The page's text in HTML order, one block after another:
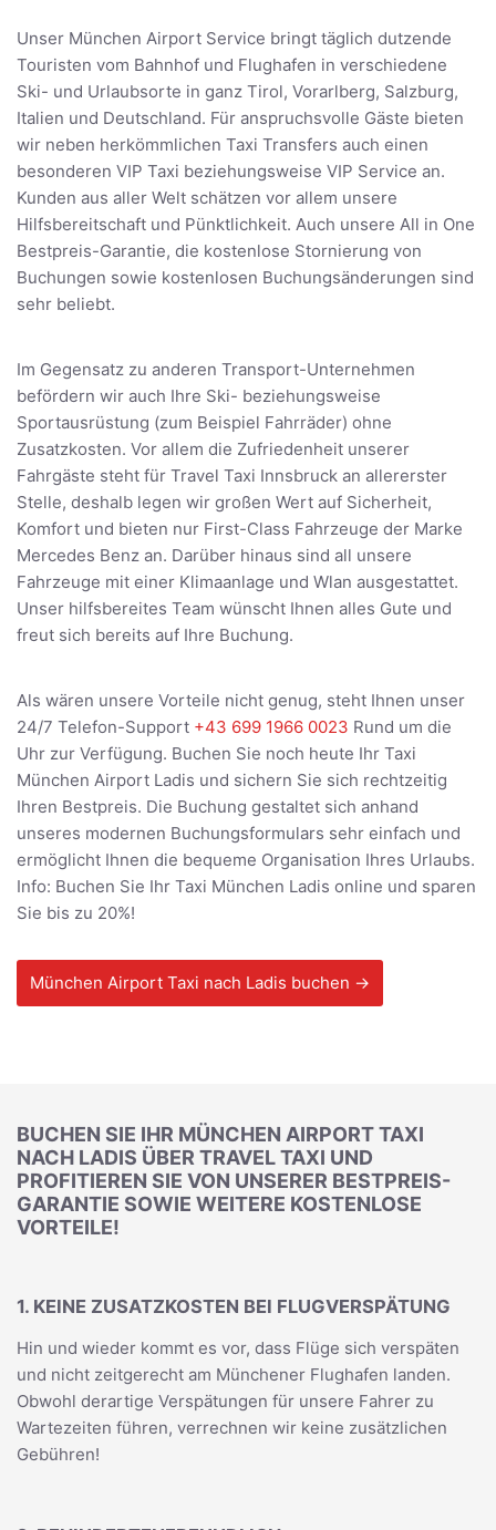
Unser München Airport Service bringt täglich dutzende
Touristen vom Bahnhof und Flughafen in verschiedene
Ski- und Urlaubsorte in ganz Tirol, Vorarlberg, Salzburg,
Italien und Deutschland. Für anspruchsvolle Gäste bieten
wir neben herkömmlichen Taxi Transfers auch einen
besonderen VIP Taxi beziehungsweise VIP Service an.
Kunden aus aller Welt schätzen vor allem unsere
Hilfsbereitschaft und Pünktlichkeit. Auch unsere All in One
Bestpreis-Garantie, die kostenlose Stornierung von
Buchungen sowie kostenlosen Buchungsänderungen sind
sehr beliebt.
Im Gegensatz zu anderen Transport-Unternehmen
befördern wir auch Ihre Ski- beziehungsweise
Sportausrüstung (zum Beispiel Fahrräder) ohne
Zusatzkosten. Vor allem die Zufriedenheit unserer
Fahrgäste steht für Travel Taxi Innsbruck an allererster
Stelle, deshalb legen wir großen Wert auf Sicherheit,
Komfort und bieten nur First-Class Fahrzeuge der Marke
Mercedes Benz an. Darüber hinaus sind all unsere
Fahrzeuge mit einer Klimaanlage und Wlan ausgestattet.
Unser hilfsbereites Team wünscht Ihnen alles Gute und
freut sich bereits auf Ihre Buchung.
Als wären unsere Vorteile nicht genug, steht Ihnen unser
24/7 Telefon-Support +43 699 1966 0023 Rund um die
Uhr zur Verfügung. Buchen Sie noch heute Ihr Taxi
München Airport Ladis und sichern Sie sich rechtzeitig
Ihren Bestpreis. Die Buchung gestaltet sich anhand
unseres modernen Buchungsformulars sehr einfach und
ermöglicht Ihnen die bequeme Organisation Ihres Urlaubs.
Info: Buchen Sie Ihr Taxi München Ladis online und sparen
Sie bis zu 20%!
München Airport Taxi nach Ladis buchen →
BUCHEN SIE IHR MÜNCHEN AIRPORT TAXI
NACH LADIS ÜBER TRAVEL TAXI UND
PROFITIEREN SIE VON UNSERER BESTPREIS-
GARANTIE SOWIE WEITERE KOSTENLOSE
VORTEILE!
1. KEINE ZUSATZKOSTEN BEI FLUGVERSPÄTUNG
Hin und wieder kommt es vor, dass Flüge sich verspäten
und nicht zeitgerecht am Münchener Flughafen landen.
Obwohl derartige Verspätungen für unsere Fahrer zu
Wartezeiten führen, verrechnen wir keine zusätzlichen
Gebühren!